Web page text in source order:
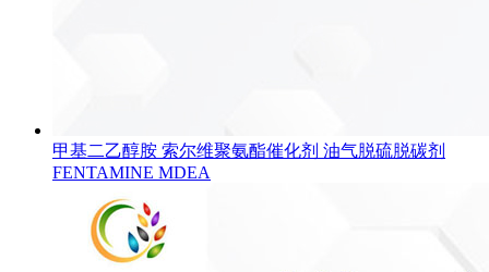
甲基二乙醇胺 索尔维聚氨酯催化剂 油气脱硫脱碳剂
FENTAMINE MDEA